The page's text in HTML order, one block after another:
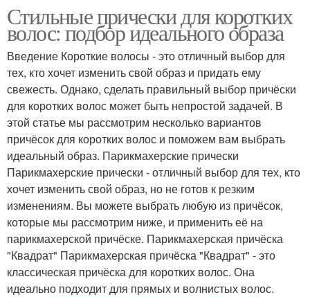
волосами
Короткие волосы
Уход за волосами Волосы с помощью
Укладки на короткие
волосы
Волосы в стиле
Прическа на короткие
волосы
Волосы с
искусственными
прядями
Стильные прически для коротких
волос: подбор идеального образа
Введение Короткие волосы - это отличный выбор для
тех, кто хочет изменить свой образ и придать ему
свежесть. Однако, сделать правильный выбор причёски
для коротких волос может быть непростой задачей. В
этой статье мы рассмотрим несколько вариантов
причёсок для коротких волос и поможем вам выбрать
идеальный образ. Парикмахерские прически
Парикмахерские прически - отличный выбор для тех, кто
хочет изменить свой образ, но не готов к резким
изменениям. Вы можете выбрать любую из причёсок,
которые мы рассмотрим ниже, и применить её на
парикмахерской причёске. Парикмахерская причёска
"Квадрат" Парикмахерская причёска "Квадрат" - это
классическая причёска для коротких волос. Она
идеально подходит для прямых и волнистых волос.